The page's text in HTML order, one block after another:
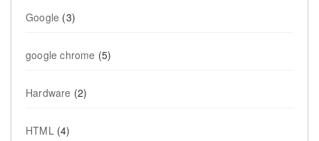
Google (3)
google chrome (5)
Hardware (2)
HTML (4)